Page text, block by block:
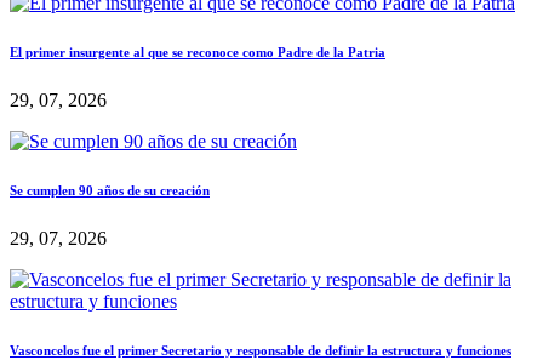
El primer insurgente al que se reconoce como Padre de la Patria
29, 07, 2026
Se cumplen 90 años de su creación
29, 07, 2026
Vasconcelos fue el primer Secretario y responsable de definir la estructura y funciones